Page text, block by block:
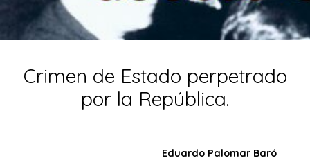
Crimen de Estado perpetrado
por la República.
Eduardo Palomar Baró